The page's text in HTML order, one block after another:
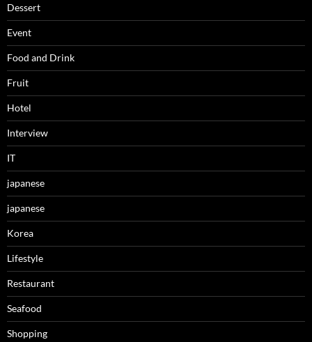
Dessert
Event
Food and Drink
Fruit
Hotel
Interview
IT
japanese
japanese
Korea
Lifestyle
Restaurant
Seafood
Shopping